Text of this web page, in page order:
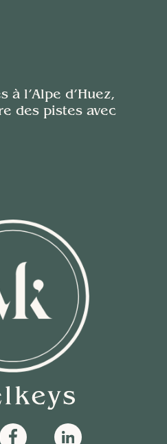
à l’Alpe d’Huez,
des pistes avec